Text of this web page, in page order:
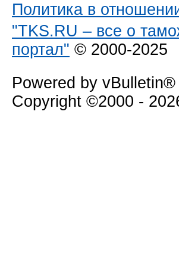
Политика в
"TKS.RU – все о
портал" © 2000-2025
Powered by
Copyright ©2000 -